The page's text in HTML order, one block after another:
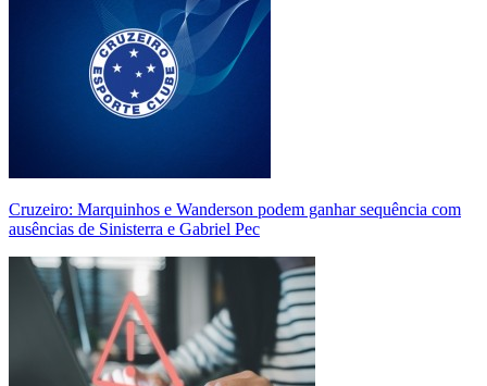
Cruzeiro: Marquinhos e Wanderson podem ganhar sequência com
ausências de Sinisterra e Gabriel Pec